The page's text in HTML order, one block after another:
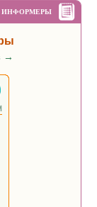
ИНФОРМЕРЫ
→